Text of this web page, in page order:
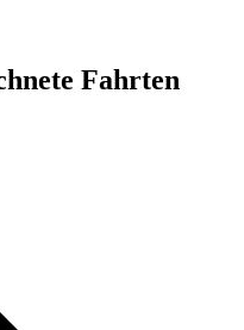
Fahrten